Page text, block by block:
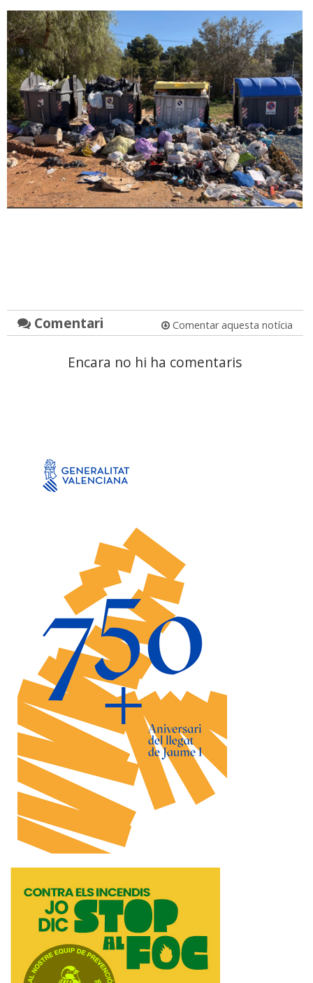
Comentari Comentar aquesta notícia
Encara no hi ha comentaris